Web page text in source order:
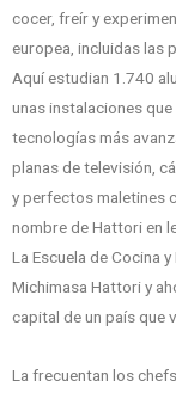
cocer, freír y
europea, incluidas las
Aquí estudian 1.740
unas instalaciones
tecnologías más
planas de televisión,
y perfectos maletines
nombre de Hattori en
La Escuela de Cocina
Michimasa Hattori y
capital de un país que
La frecuentan los